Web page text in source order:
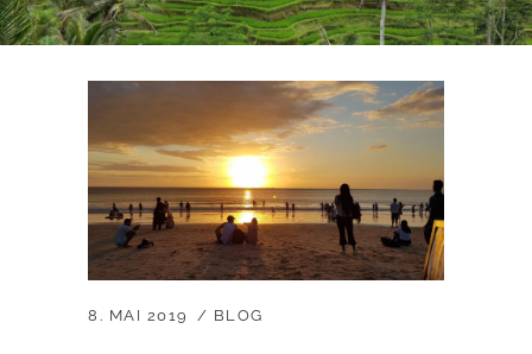
8. MAI 2019 BLOG